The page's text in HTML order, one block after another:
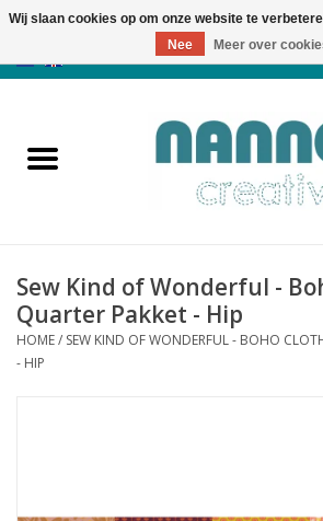
Producten
Nieuws
Herfst & Halloween
Sew Kind of Wonderful -
Quarter Pakket - Hip
HOME/ SEW KIND OF WONDERFUL - BOHO
- HIP
Wij slaan cookies op om onze website te
Nee
Meer over